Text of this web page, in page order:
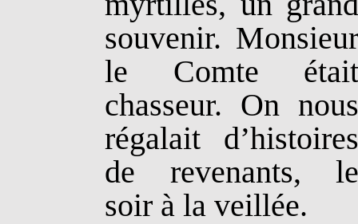
souvenir.
le Comte
chasseur. On
régalait
de revenants,
soir à la veillée.